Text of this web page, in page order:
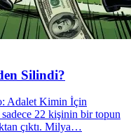
Silindi?
Adalet Kimin İçin
22 kişinin bir topun
çıktı. Milya…